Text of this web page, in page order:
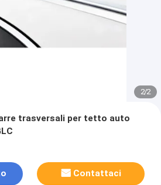
2/2
trasversali per tetto auto
Contattaci